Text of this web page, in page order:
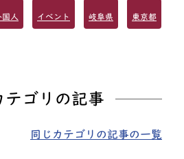
国人 イベント 岐阜県 東京都
テゴリの記事
同じカテゴリの記事の一覧